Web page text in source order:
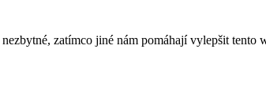
zatímco jiné nám pomáhají vylepšit tento